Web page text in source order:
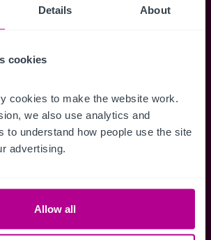
Details About
cookies
cookies to make the website work.
we also use analytics and
to understand how people use the site
advertising.
Allow all
auf alle
Speichern
zugreifen und